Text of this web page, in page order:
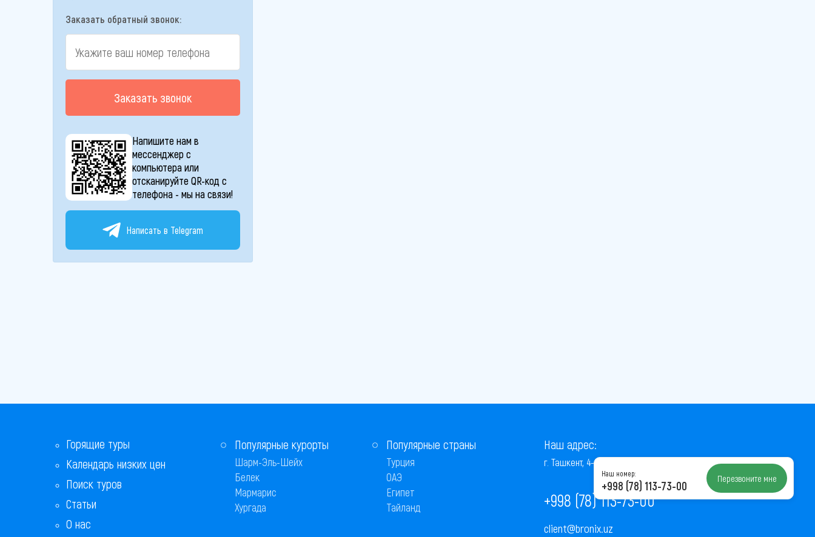
Заказать обратный звонок:
Заказать звонок
Напишите нам в
мессенджер с
компьютера или
отсканируйте QR-код с
телефона - мы на связи!
Написать в Telegram
Горящие туры
Календарь низких цен
Поиск туров
Статьи
О нас
Популярные курорты
Шарм-Эль-Шейх
Белек
Мармарис
Хургада
Популярные страны
Турция
ОАЭ
Египет
Тайланд
Наш адрес:
г. Ташкент, 4-й проезд Ниёзбек Йули, 7
+998 (78) 113-73-00
client@bronix.uz
Наш номер:
+998 (78) 113-73-00 Перезвоните мне